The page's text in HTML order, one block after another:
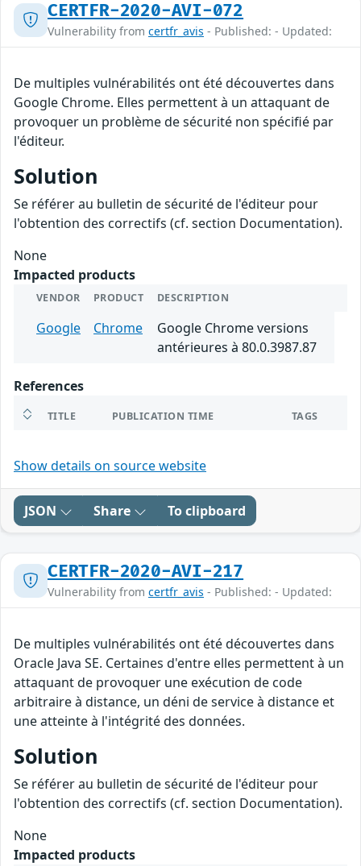
CERTFR-2020-AVI-072
Vulnerability from certfr_avis - Published: - Updated:
De multiples vulnérabilités ont été découvertes dans
Google Chrome. Elles permettent à un attaquant de
provoquer un problème de sécurité non spécifié par
l'éditeur.
Solution
Se référer au bulletin de sécurité de l'éditeur pour
l'obtention des correctifs (cf. section Documentation).
None
Impacted products
VENDOR PRODUCT DESCRIPTION
Google Chrome
Google Chrome versions
antérieures à 80.0.3987.87
References
TITLE PUBLICATION TIME TAGS
Show details on source website
JSON Share To clipboard
CERTFR-2020-AVI-217
Vulnerability from certfr_avis - Published: - Updated:
De multiples vulnérabilités ont été découvertes dans
Oracle Java SE. Certaines d'entre elles permettent à un
attaquant de provoquer une exécution de code
arbitraire à distance, un déni de service à distance et
une atteinte à l'intégrité des données.
Solution
Se référer au bulletin de sécurité de l'éditeur pour
l'obtention des correctifs (cf. section Documentation).
None
Impacted products